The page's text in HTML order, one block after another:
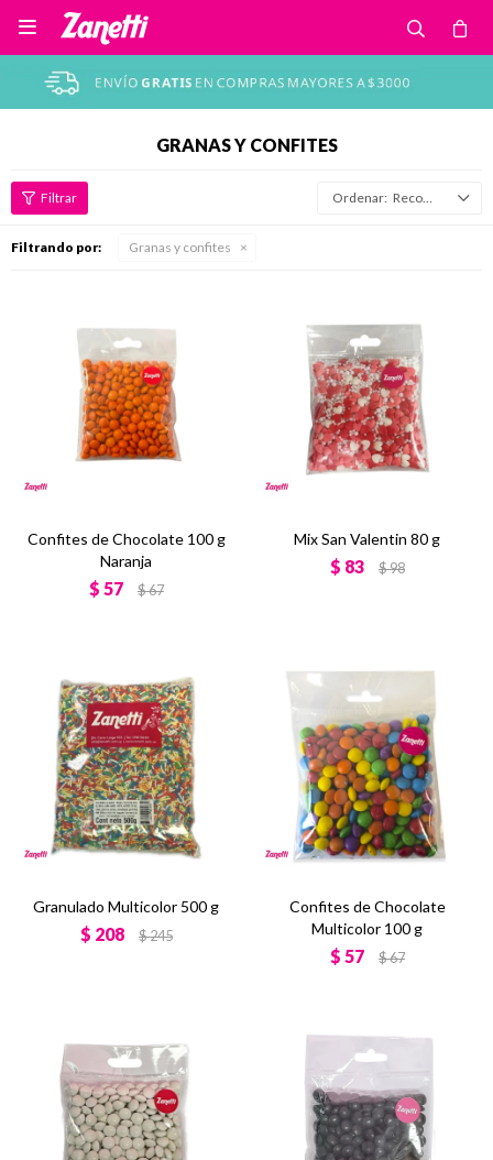

GRANAS Y CONFITES
Recomendados
Filtrando por: Granas y confites
Confites de Chocolate 100 g
Naranja
$ 57 $67
Mix San Valentin 80 g
$ 83 $98
Granulado Multicolor 500 g
$ 208 $245
Confites de Chocolate
Multicolor 100 g
$ 57 $67